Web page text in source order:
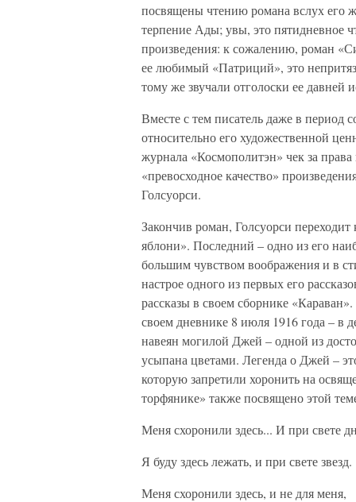
посвящены чтению романа вслух его
терпение Ады; увы, это пятидневное
произведения: к сожалению, роман
ее любимый «Патриций», это
тому же звучали отголоски ее давней
Вместе с тем писатель даже в период
относительно его художественной
журнала «Космополитэн» чек за
«превосходное качество»
Голсуорси.
Закончив роман, Голсуорси
яблони». Последний – одно из его
большим чувством воображения и в
настрое одного из первых его
рассказы в своем сборнике
своем дневнике 8 июля 1916 года – в
навеян могилой Джей – одной из
усыпана цветами. Легенда о Джей –
которую запретили хоронить на
торфянике» также посвящено этой
Меня схоронили здесь... И при свете
Я буду здесь лежать, и при свете звезд.
Меня схоронили здесь, и не для меня,